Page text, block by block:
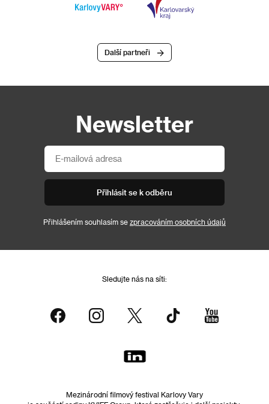
Další partneři
Newsletter
Přihlásit se k odběru
Přihlášením souhlasím se zpracováním osobních údajů
Sledujte nás na síti:
Mezinárodní filmový festival Karlovy Vary